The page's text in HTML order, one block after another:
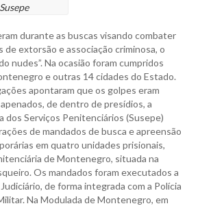
durante as buscas visando combater
de extorsão e associação criminosa, o
nudes”. Na ocasião foram cumpridos
e outras 14 cidades do Estado.
apontaram que os golpes eram
de dentro de presídios, a
dos Serviços Penitenciários (Susepe)
de mandados de busca e apreensão
em quatro unidades prisionais,
de Montenegro, situada na
Os mandados foram executados a
de forma integrada com a Polícia
Na Modulada de Montenegro, em